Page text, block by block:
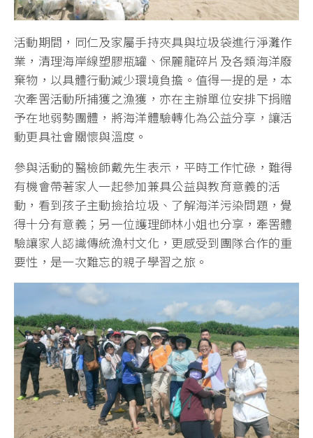
活動期間，同仁及家屬手持夾具與垃圾袋進行淨灘作
業，清理海岸線塑膠瓶罐、保麗龍碎片及各類海洋廢
棄物，以具體行動減少環境負擔。值得一提的是，本
次牽罟活動所捕獲之漁獲，亦在主辦單位安排下捐贈
予在地弱勢團體，將海洋體驗轉化為公益分享，讓活
動更具社會關懷與溫度。
參與活動的醫檢師戴先生表示，平時工作忙碌，難得
有機會帶著家人一起參加兼具公益與教育意義的活
動，看到孩子主動撿拾垃圾、了解海洋污染問題，覺
得十分有意義；另一位護理師林小姐也分享，牽罟體
驗讓家人認識傳統漁村文化，更感受到團隊合作的重
要性，是一次難忘的親子學習之旅。